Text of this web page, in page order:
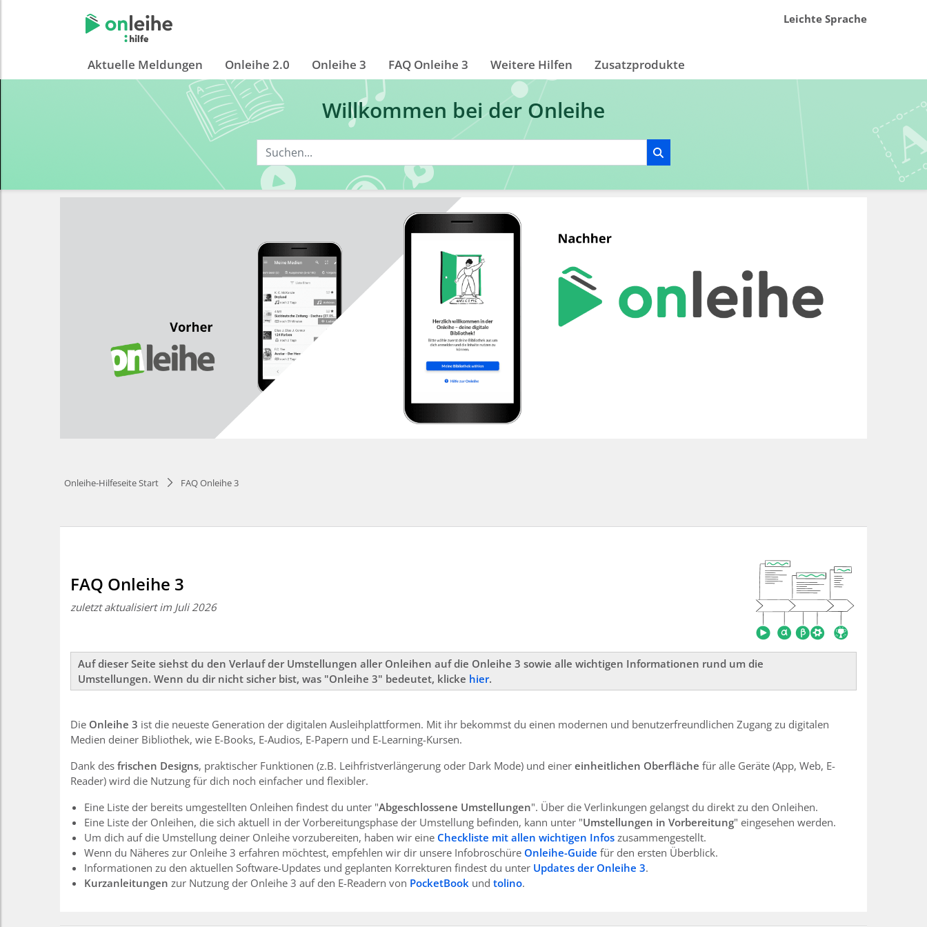
Leichte Sprache
Aktuelle Meldungen Onleihe 2.0 Onleihe 3 FAQ Onleihe 3 Weitere Hilfen Zusatzprodukte
Willkommen bei der Onleihe
Onleihe-Hilfeseite Start FAQ Onleihe 3
FAQ Onleihe 3
zuletzt aktualisiert im Juli 2026
Auf dieser Seite siehst du den Verlauf der Umstellungen aller Onleihen auf die Onleihe 3 sowie alle wichtigen Informationen rund um die
Umstellungen. Wenn du dir nicht sicher bist, was "Onleihe 3" bedeutet, klicke hier.
Die Onleihe 3 ist die neueste Generation der digitalen Ausleihplattformen. Mit ihr bekommst du einen modernen und benutzerfreundlichen Zugang zu digitalen
Medien deiner Bibliothek, wie E-Books, E-Audios, E-Papern und E-Learning-Kursen.
Dank des frischen Designs, praktischer Funktionen (z.B. Leihfristverlängerung oder Dark Mode) und einer einheitlichen Oberfläche für alle Geräte (App, Web, E-
Reader) wird die Nutzung für dich noch einfacher und flexibler.
Eine Liste der bereits umgestellten Onleihen findest du unter "Abgeschlossene Umstellungen". Über die Verlinkungen gelangst du direkt zu den Onleihen.
Eine Liste der Onleihen, die sich aktuell in der Vorbereitungsphase der Umstellung befinden, kann unter "Umstellungen in Vorbereitung" eingesehen werden.
Um dich auf die Umstellung deiner Onleihe vorzubereiten, haben wir eine Checkliste mit allen wichtigen Infos zusammengestellt.
Wenn du Näheres zur Onleihe 3 erfahren möchtest, empfehlen wir dir unsere Infobroschüre Onleihe-Guide für den ersten Überblick.
Informationen zu den aktuellen Software-Updates und geplanten Korrekturen​​​​​ findest du unter Updates der Onleihe 3.
Kurzanleitungen zur Nutzung der Onleihe 3 auf den E-Readern von PocketBook und tolino.